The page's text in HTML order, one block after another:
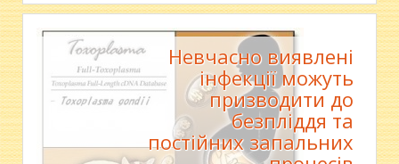
Невчасно виявлені
інфекції можуть
призводити до
безпліддя та
постійних запальних